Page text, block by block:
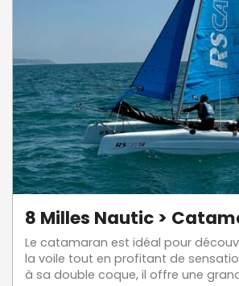
8 Milles Nautic >
Le catamaran est idéal pour
la voile tout en profitant de
à sa double coque, il offre une